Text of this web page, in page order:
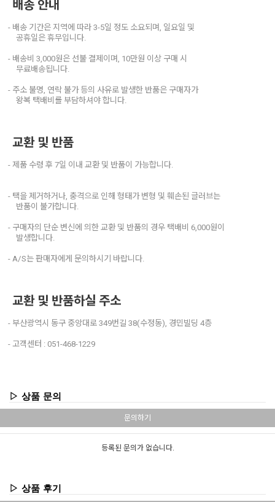
배송 안내
- 배송 기간은 지역에 따라 3-5일 정도 소요되며, 일요일 및
공휴일은 휴무입니다.
- 배송비 3,000원은 선불 결제이며, 10만원 이상 구매 시
무료배송됩니다.
- 주소 불명, 연락 불가 등의 사유로 발생한 반품은 구매자가
왕복 택배비를 부담하셔야 합니다.
교환 및 반품
- 제품 수령 후 7일 이내 교환 및 반품이 가능합니다.
- 택을 제거하거나, 충격으로 인해 형태가 변형 및 훼손된 글러브는
반품이 불가합니다.
- 구매자의 단순 변신에 의한 교환 및 반품의 경우 택배비 6,000원이
발생합니다.
- A/S는 판매자에게 문의하시기 바랍니다.
교환 및 반품하실 주소
- 부산광역시 동구 중앙대로 349번길 38(수정동), 경민빌딩 4층
- 고객센터 : 051-468-1229
▷ 상품 문의
문의하기
등록된 문의가 없습니다.
▷ 상품 후기